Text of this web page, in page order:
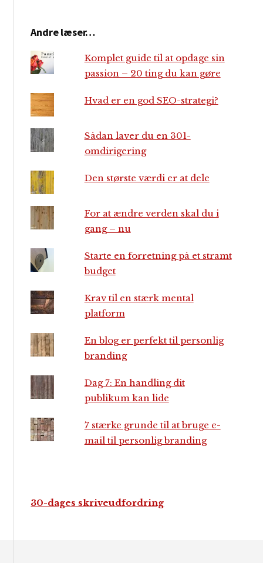
Andre læser…
Komplet guide til at opdage sin
passion – 20 ting du kan gøre
Hvad er en god SEO-strategi?
Sådan laver du en 301-
omdirigering
Den største værdi er at dele
For at ændre verden skal du i
gang – nu
Starte en forretning på et stramt
budget
Krav til en stærk mental
platform
En blog er perfekt til personlig
branding
Dag 7: En handling dit
publikum kan lide
7 stærke grunde til at bruge e-
mail til personlig branding
30-dages skriveudfordring